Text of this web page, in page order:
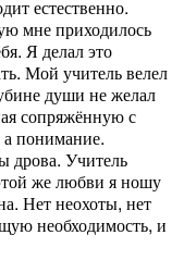
естественно.
мне приходилось
Я делал это
Мой учитель велел
души не желал
сопряжённую с
а понимание.
дрова. Учитель
же любви я ношу
Нет неохоты, нет
необходимость, и